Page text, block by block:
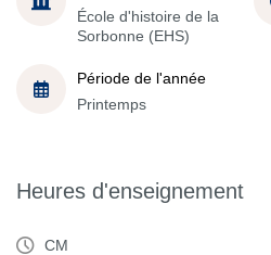
École d'histoire de la
Sorbonne (EHS)
Période de l'année
Printemps
Heures d'enseignement
CM